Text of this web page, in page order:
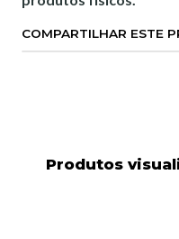
COMPARTILHAR ESTE
Produtos